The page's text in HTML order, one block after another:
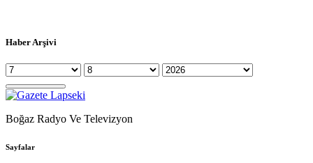
Haber Arşivi
Boğaz Radyo Ve Televizyon
Sayfalar